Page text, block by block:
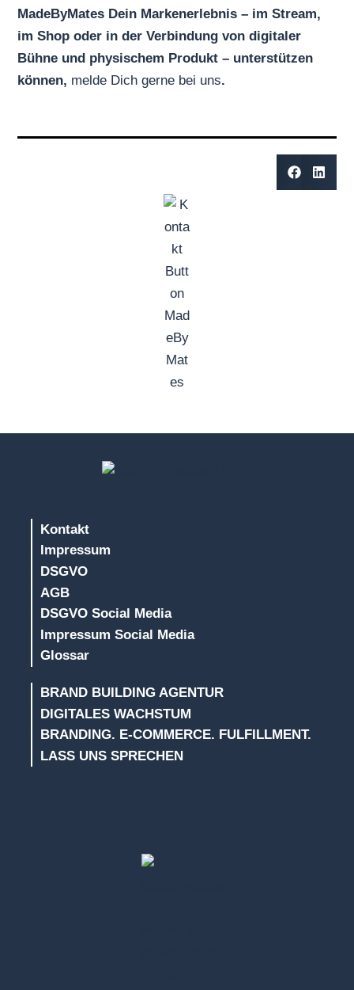
MadeByMates Dein Markenerlebnis – im Stream,
im Shop oder in der Verbindung von digitaler
Bühne und physischem Produkt – unterstützen
können, melde Dich gerne bei uns.
Kontakt
Impressum
DSGVO
AGB
DSGVO Social Media
Impressum Social Media
Glossar
BRAND BUILDING AGENTUR
DIGITALES WACHSTUM
BRANDING. E-COMMERCE. FULFILLMENT.
LASS UNS SPRECHEN